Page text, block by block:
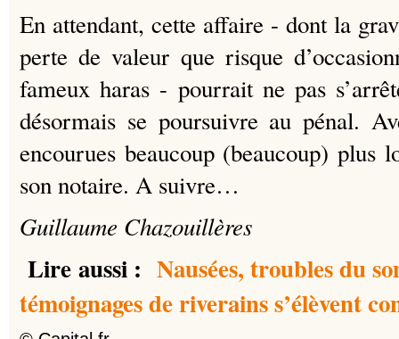
En attendant, cette affaire - dont la
perte de valeur que risque
fameux haras - pourrait ne pas
désormais se poursuivre au pénal.
encourues beaucoup (beaucoup) plus
son notaire. A suivre…
Guillaume Chazouillères
Lire aussi : Nausées, troubles du
témoignages de riverains s’élèvent